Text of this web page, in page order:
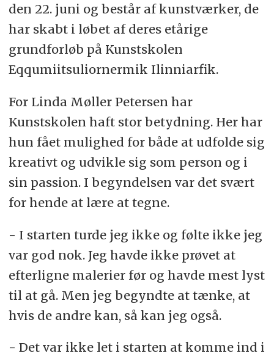
den 22. juni og består af kunstværker, de
har skabt i løbet af deres etårige
grundforløb på Kunstskolen
Eqqumiitsuliornermik Ilinniarfik.
For Linda Møller Petersen har
Kunstskolen haft stor betydning. Her har
hun fået mulighed for både at udfolde sig
kreativt og udvikle sig som person og i
sin passion. I begyndelsen var det svært
for hende at lære at tegne.
- I starten turde jeg ikke og følte ikke jeg
var god nok. Jeg havde ikke prøvet at
efterligne malerier før og havde mest lyst
til at gå. Men jeg begyndte at tænke, at
hvis de andre kan, så kan jeg også.
- Det var ikke let i starten at komme ind i